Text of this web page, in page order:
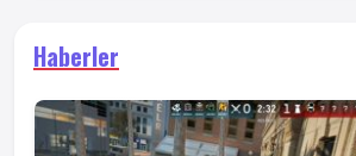
Haberler